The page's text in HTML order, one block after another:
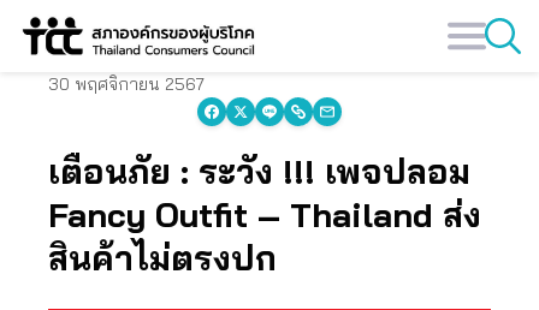
Skip
30 พฤศจิกายน 2567
เตือนภัย : ระวัง !!! เพจปลอม
Fancy Outfit – Thailand ส่ง
สินค้าไม่ตรงปก